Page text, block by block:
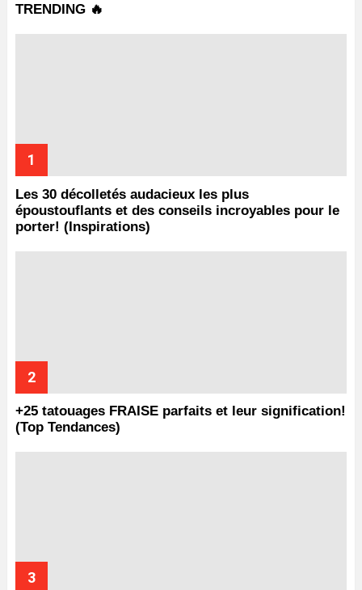
TRENDING 🔥
Les 30 décolletés audacieux les plus
époustouflants et des conseils incroyables pour le
porter! (Inspirations)
+25 tatouages ​​FRAISE parfaits et leur signification!
(Top Tendances)